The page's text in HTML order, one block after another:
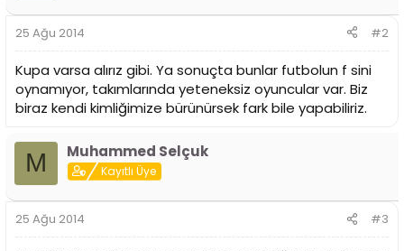
25 Ağu 2014 #2
Kupa varsa alırız gibi. Ya sonuçta bunlar futbolun f sini
oynamıyor, takımlarında yeteneksiz oyuncular var. Biz
biraz kendi kimliğimize bürünürsek fark bile yapabiliriz.
M Muhammed Selçuk
Kayıtlı Üye
25 Ağu 2014 #3